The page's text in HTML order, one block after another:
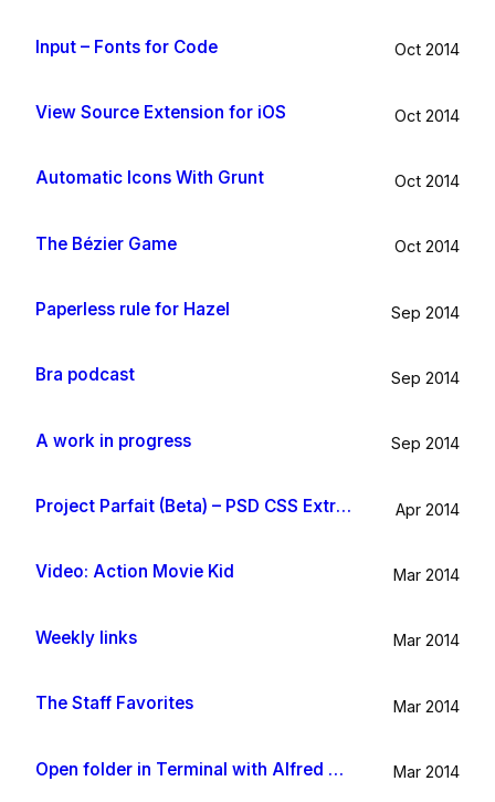
Input – Fonts for Code Oct 2014
View Source Extension for iOS Oct 2014
Automatic Icons With Grunt Oct 2014
The Bézier Game Oct 2014
Paperless rule for Hazel Sep 2014
Bra podcast Sep 2014
A work in progress Sep 2014
Project Parfait (Beta) – PSD CSS Extraction Apr 2014
Video: Action Movie Kid Mar 2014
Weekly links Mar 2014
The Staff Favorites Mar 2014
Open folder in Terminal with Alfred App Mar 2014